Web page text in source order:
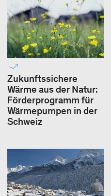
Zukunftssichere
Wärme aus der Natur:
Förderprogramm für
Wärmepumpen in der
Schweiz